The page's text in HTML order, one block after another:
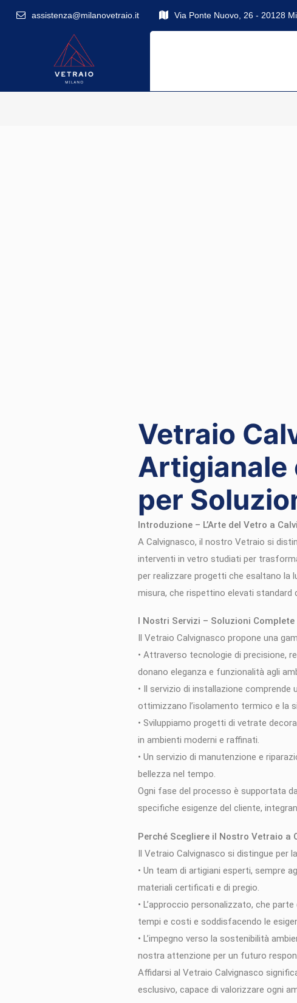
assistenza@milanovetraio.it Via Ponte Nuovo, 26 - 20128
Vetraio
Artigianale
per
Introduzione – L’Arte del Vetro a
A Calvignasco, il nostro Vetraio si
interventi in vetro studiati per
per realizzare progetti che esaltano la
misura, che rispettino elevati standard
I Nostri Servizi – Soluzioni
Il Vetraio Calvignasco propone una
• Attraverso tecnologie di precisione,
donano eleganza e funzionalità agli
• Il servizio di installazione
ottimizzano l’isolamento termico e la
• Sviluppiamo progetti di vetrate
in ambienti moderni e raffinati.
• Un servizio di manutenzione e
bellezza nel tempo.
Ogni fase del processo è supportata
specifiche esigenze del cliente,
Perché Scegliere il Nostro Vetraio a
Il Vetraio Calvignasco si distingue per
• Un team di artigiani esperti, sempre
materiali certificati e di pregio.
• L’approccio personalizzato, che
tempi e costi e soddisfacendo le
• L’impegno verso la sostenibilità
nostra attenzione per un futuro
Affidarsi al Vetraio Calvignasco
esclusivo, capace di valorizzare ogni